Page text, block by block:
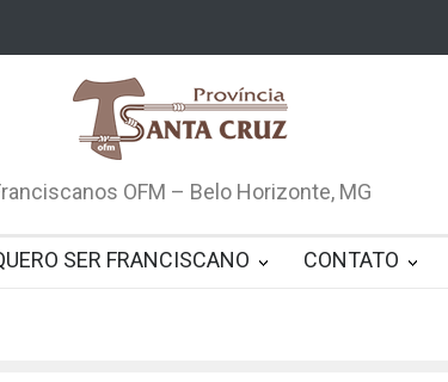
OFM – Belo Horizonte, MG
SER FRANCISCANO CONTATO